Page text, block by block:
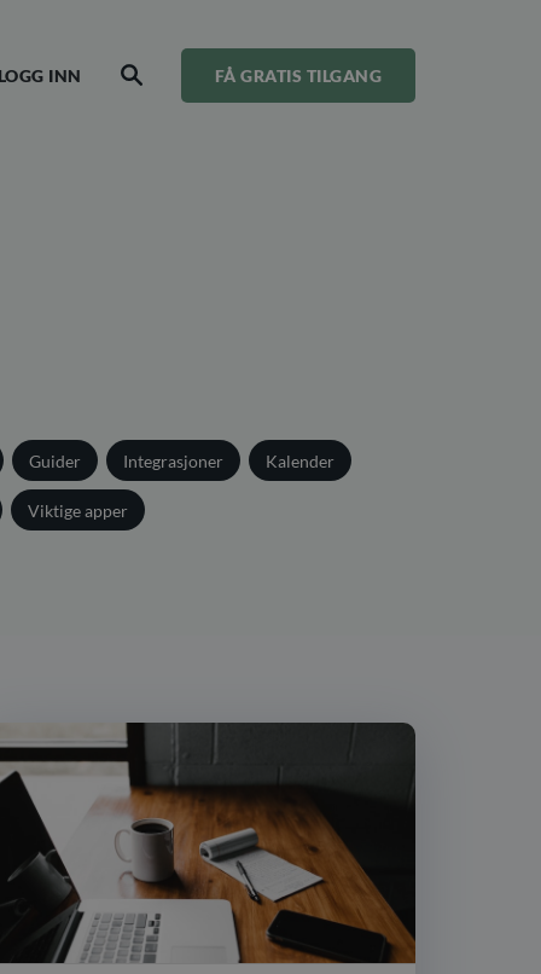
LOGG INN
FÅ GRATIS TILGANG
Guider Integrasjoner Kalender
Viktige apper